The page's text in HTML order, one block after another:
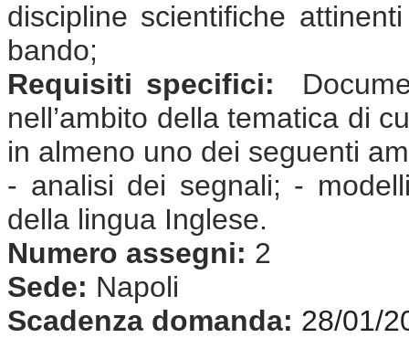
discipline scientifiche
bando;
Requisiti specifici:
nell’ambito della tematica di
in almeno uno dei seguenti
- analisi dei segnali; -
della lingua Inglese.
Numero assegni: 2
Sede: Napoli
Scadenza domanda: 28/01/